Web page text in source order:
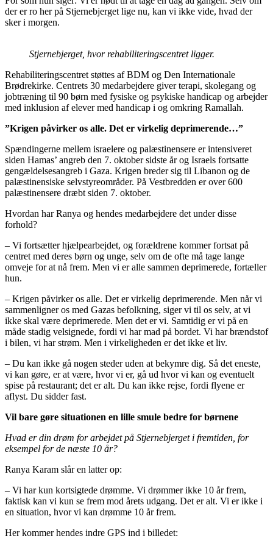
der er ro her på Stjernebjerget lige nu, kan vi ikke vide, hvad der
sker i morgen.
Stjernebjerget, hvor rehabiliteringscentret ligger.
Rehabiliteringscentret støttes af BDM og Den Internationale
Brødrekirke. Centrets 30 medarbejdere giver terapi, skolegang og
jobtræning til 90 børn med fysiske og psykiske handicap og arbejder
med inklusion af elever med handicap i og omkring Ramallah.
”Krigen påvirker os alle. Det er virkelig deprimerende…”
Spændingerne mellem israelere og palæstinensere er intensiveret
siden Hamas’ angreb den 7. oktober sidste år og Israels fortsatte
gengældelsesangreb i Gaza. Krigen breder sig til Libanon og de
palæstinensiske selvstyreområder. På Vestbredden er over 600
palæstinensere dræbt siden 7. oktober.
Hvordan har Ranya og hendes medarbejdere det under disse
forhold?
– Vi fortsætter hjælpearbejdet, og forældrene kommer fortsat på
centret med deres børn og unge, selv om de ofte må tage lange
omveje for at nå frem. Men vi er alle sammen deprimerede, fortæller
hun.
– Krigen påvirker os alle. Det er virkelig deprimerende. Men når vi
sammenligner os med Gazas befolkning, siger vi til os selv, at vi
ikke skal være deprimerede. Men det er vi. Samtidig er vi på en
måde stadig velsignede, fordi vi har mad på bordet. Vi har brændstof
i bilen, vi har strøm. Men i virkeligheden er det ikke et liv.
– Du kan ikke gå nogen steder uden at bekymre dig. Så det eneste,
vi kan gøre, er at være, hvor vi er, gå ud hvor vi kan og eventuelt
spise på restaurant; det er alt. Du kan ikke rejse, fordi flyene er
aflyst. Du sidder fast.
Vil bare gøre situationen en lille smule bedre for børnene
Hvad er din drøm for arbejdet på Stjernebjerget i fremtiden, for
eksempel for de næste 10 år?
Ranya Karam slår en latter op:
– Vi har kun kortsigtede drømme. Vi drømmer ikke 10 år frem,
faktisk kan vi kun se frem mod årets udgang. Det er alt. Vi er ikke i
en situation, hvor vi kan drømme 10 år frem.
Her kommer hendes indre GPS ind i billedet: